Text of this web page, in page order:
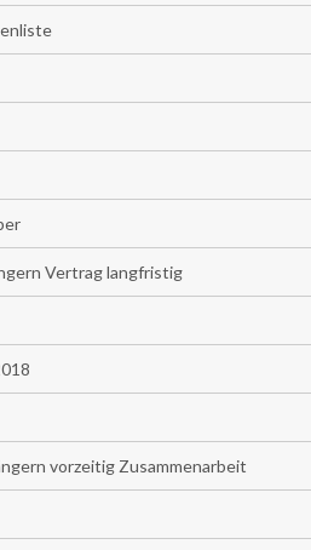
Vertrag langfristig
vorzeitig Zusammenarbeit